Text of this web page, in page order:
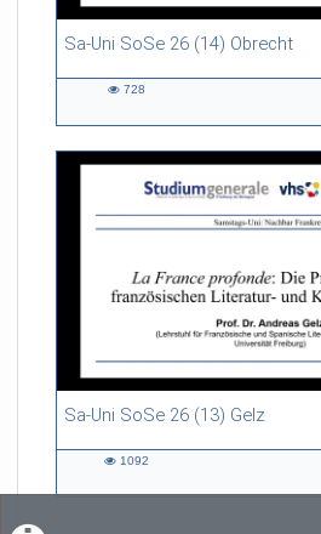
Sa-Uni SoSe 26 (14) Obrecht
46:53 duration
728
Sa-Uni SoSe 26 (13) Gelz
55:13 duration
1092